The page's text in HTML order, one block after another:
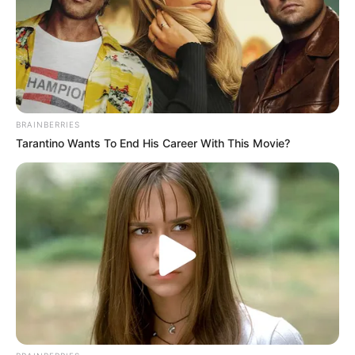
SALUD MENTAL
VIOLENCIA INTRAFAMILIAR
VIOLENCIA DE GÉNERO
HAMBRE
INTOLERANCIA
NOTICIAS MEDELLÍN
MANTÉNGASE EN ALERTA
Tenemos todas las noticias que le
favor, active las notificaciones de Alerta.
ACTIVAR AHORA
TEMAS DESTACADOS
EMERGENCIAS POR LLUVIAS
BRAINBERRIES
Tarantino Wants To End His Career With This Movie?